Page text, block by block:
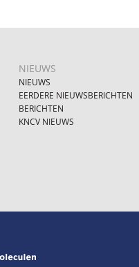
NIEUWS
NIEUWS
EERDERE NIEUWSBERICHTEN
BERICHTEN
KNCV NIEUWS